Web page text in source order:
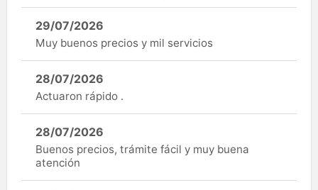
29/07/2026
Muy buenos precios y mil servicios
28/07/2026
Actuaron rápido .
28/07/2026
Buenos precios, trámite fácil y muy buena
atención